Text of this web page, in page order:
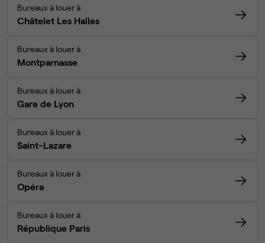
Bureaux à louer à
Châtelet Les Halles
Bureaux à louer à
Montparnasse
Bureaux à louer à
Gare de Lyon
Bureaux à louer à
Saint-Lazare
Bureaux à louer à
Opéra
Bureaux à louer à
République Paris